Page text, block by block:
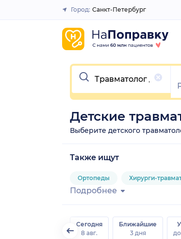
Закрыть
Город: Санкт-Петербург
Очистить
Детские
Выберите детского
Также ищут
Ортопеды Хирурги-
Подробнее
Сегодня
8 авг.
Ближайшие
3 дня